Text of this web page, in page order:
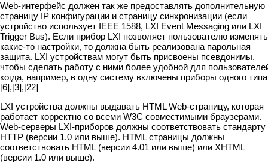
Web-интерфейс должен так же предоставлять дополнительную
страницу IP конфигурации и страницу синхронизации (если
устройство использует IEEE 1588, LXI Event Messaging или LXI
Trigger Bus). Если прибор LXI позволяет пользователю изменять
какие-то настройки, то должна быть реализована парольная
защита. LXI устройствам могут быть присвоены псевдонимы,
чтобы сделать работу с ними более удобной для
когда, например, в одну систему включены приборы одного
[6],[3],[22]
LXI устройства должны выдавать HTML Web-страницу, которая
работает корректно со всеми W3C совместимыми браузерами.
Web-серверы LXI-приборов должны соответствовать стандарту
HTTP (версии 1.0 или выше). HTML страницы должны
соответствовать HTML (версии 4.01 или выше) или XHTML
(версии 1.0 или выше).